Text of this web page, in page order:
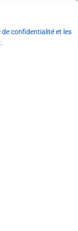
de confidentialitéet les